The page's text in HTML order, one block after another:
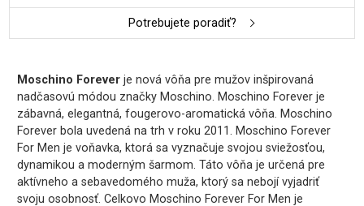
Potrebujete poradiť?
Moschino Forever je nová vôňa pre mužov inšpirovaná
nadčasovú módou značky Moschino. Moschino Forever je
zábavná, elegantná, fougerovo-aromatická vôňa. Moschino
Forever bola uvedená na trh v roku 2011. Moschino Forever
For Men je voňavka, ktorá sa vyznačuje svojou sviežosťou,
dynamikou a moderným šarmom. Táto vôňa je určená pre
aktívneho a sebavedomého muža, ktorý sa nebojí vyjadriť
svoju osobnosť. Celkovo Moschino Forever For Men je